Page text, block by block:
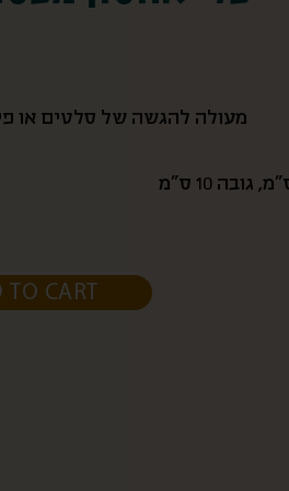
מעולה להגשה של סלטים או
CART